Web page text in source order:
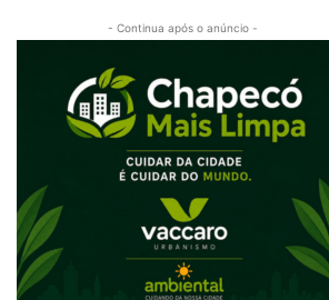
- Continua após o anúncio -